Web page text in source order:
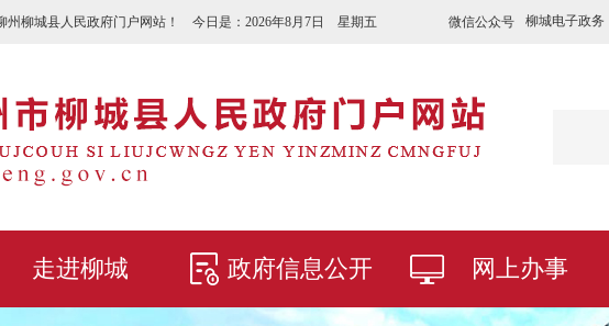
微信公众号 柳城电子政务
州柳城县人民政府门户网站！ 今日是： 2026年8月7日 星期五
走进柳城 政府信息公开 网上办事